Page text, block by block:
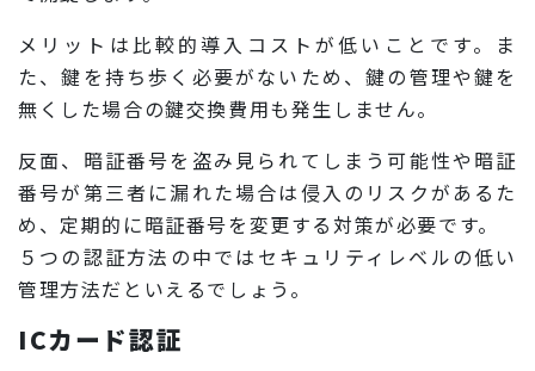
メリットは比較的導入コストが低いことです。ま
た、鍵を持ち歩く必要がないため、鍵の管理や鍵を
無くした場合の鍵交換費用も発生しません。
反面、暗証番号を盗み見られてしまう可能性や暗証
番号が第三者に漏れた場合は侵入のリスクがあるた
め、定期的に暗証番号を変更する対策が必要です。
５つの認証方法の中ではセキュリティレベルの低い
管理方法だといえるでしょう。
ICカード認証